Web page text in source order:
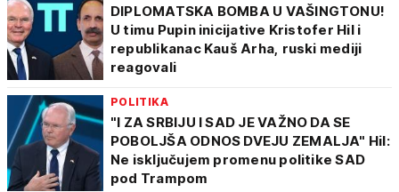
DIPLOMATSKA BOMBA U VAŠINGTONU!
U timu Pupin inicijative Kristofer Hil i
republikanac Kauš Arha, ruski mediji
reagovali
POLITIKA
"I ZA SRBIJU I SAD JE VAŽNO DA SE
POBOLJŠA ODNOS DVEJU ZEMALJA" Hil:
Ne isključujem promenu politike SAD
pod Trampom